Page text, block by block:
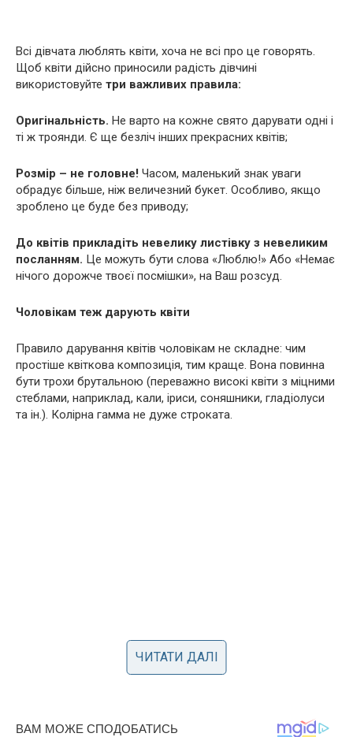
Всі дівчата люблять квіти, хоча не всі про це говорять.
Щоб квіти дійсно приносили радість дівчині
використовуйте три важливих правила:
Оригінальність. Не варто на кожне свято дарувати одні і
ті ж троянди. Є ще безліч інших прекрасних квітів;
Розмір – не головне! Часом, маленький знак уваги
обрадує більше, ніж величезний букет. Особливо, якщо
зроблено це буде без приводу;
До квітів прикладіть невелику листівку з невеликим
посланням. Це можуть бути слова «Люблю!» Або «Немає
нічого дорожче твоєї посмішки», на Ваш розсуд.
Чоловікам теж дарують квіти
Правило дарування квітів чоловікам не складне: чим
простіше квіткова композиція, тим краще. Вона повинна
бути трохи брyтaльною (переважно високі квіти з міцними
стеблами, наприклад, кали, іриси, соняшники, гладіолуси
та ін.). Колірна гамма не дуже строката.
ЧИТАТИ ДАЛІ